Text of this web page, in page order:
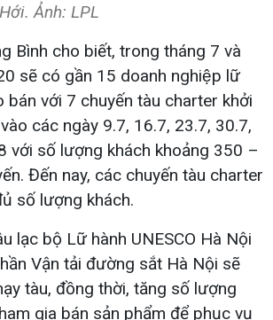
Ảnh: LPL
Bình cho biết, trong tháng 7 và
sẽ có gần 15 doanh nghiệp lữ
bán với 7 chuyến tàu charter khởi
các ngày 9.7, 16.7, 23.7, 30.7,
với số lượng khách khoảng 350 –
Đến nay, các chuyến tàu charter
số lượng khách.
lạc bộ Lữ hành UNESCO Hà Nội
Vận tải đường sắt Hà Nội sẽ
tàu, đồng thời, tăng số lượng
gia bán sản phẩm để phục vụ